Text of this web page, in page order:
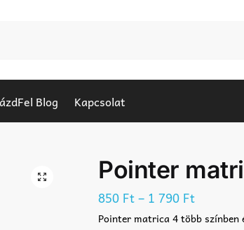
Blog Kapcsolat
🔍 Pointer
850 Ft– 1 790 Ft
Pointer matrica 4 több színben